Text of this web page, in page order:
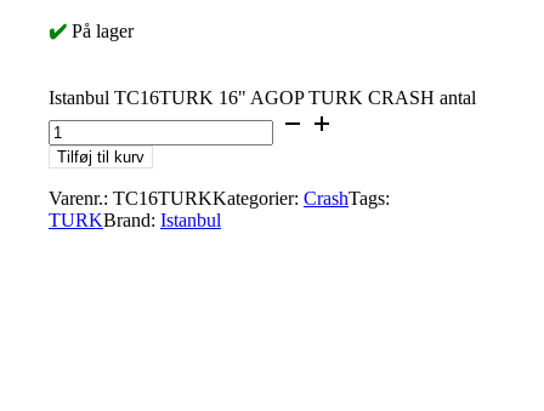
✔️ På lager
Istanbul TC16TURK 16" AGOP TURK CRASH antal
Tilføj til kurv
Varenr.: TC16TURKKategorier: CrashTags:
TURKBrand: Istanbul